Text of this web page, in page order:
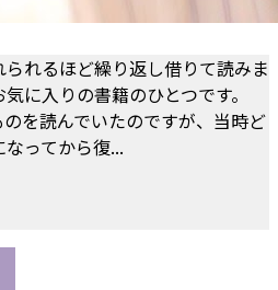
れるほど繰り返し借りて読みま
に入りの書籍のひとつです。
を読んでいたのですが、当時ど
ってから復...